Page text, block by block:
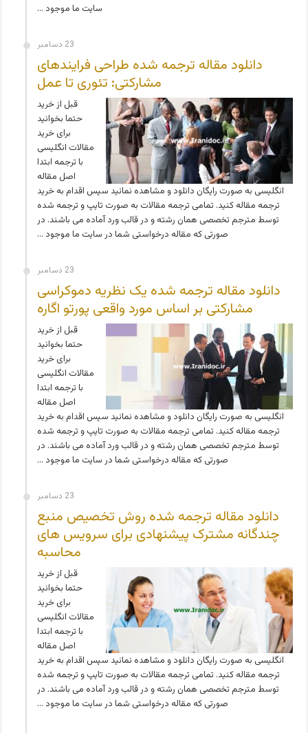
سایت ما موجود …
23 دسامبر
دانلود مقاله ترجمه شده طراحی فرایندهای
مشارکتی: تئوری تا عمل
قبل از خرید
حتما بخوانید
برای خرید
مقالات انگلیسی
با ترجمه ابتدا
اصل مقاله
انگلیسی به صورت رایگان دانلود و مشاهده نمائید سپس اقدام به خرید
ترجمه مقاله کنید. تمامی ترجمه مقالات به صورت تایپ و ترجمه شده
توسط مترجم تخصصی همان رشته و در قالب ورد آماده می باشند. در
صورتی که مقاله درخواستی شما در سایت ما موجود …
23 دسامبر
دانلود مقاله ترجمه شده یک نظریه دموکراسی
مشارکتی بر اساس مورد واقعی پورتو اگاره
قبل از خرید
حتما بخوانید
برای خرید
مقالات انگلیسی
با ترجمه ابتدا
اصل مقاله
انگلیسی به صورت رایگان دانلود و مشاهده نمائید سپس اقدام به خرید
ترجمه مقاله کنید. تمامی ترجمه مقالات به صورت تایپ و ترجمه شده
توسط مترجم تخصصی همان رشته و در قالب ورد آماده می باشند. در
صورتی که مقاله درخواستی شما در سایت ما موجود …
23 دسامبر
دانلود مقاله ترجمه شده روش تخصیص منبع
چندگانه مشترک پیشنهادی برای سرویس های
محاسبه
قبل از خرید
حتما بخوانید
برای خرید
مقالات انگلیسی
با ترجمه ابتدا
اصل مقاله
انگلیسی به صورت رایگان دانلود و مشاهده نمائید سپس اقدام به خرید
ترجمه مقاله کنید. تمامی ترجمه مقالات به صورت تایپ و ترجمه شده
توسط مترجم تخصصی همان رشته و در قالب ورد آماده می باشند. در
صورتی که مقاله درخواستی شما در سایت ما موجود …